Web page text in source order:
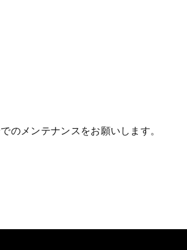
のメンテナンスをお願いします。